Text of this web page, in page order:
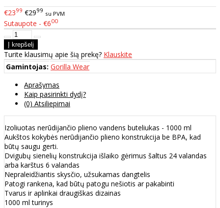
€2399 €2999 su PVM
Sutaupote - €600
Turite klausimų apie šią prekę? Klauskite
Gamintojas: Gorilla Wear
Aprašymas
Kaip pasirinkti dydį?
(0) Atsiliepimai
Izoliuotas nerūdijančio plieno vandens buteliukas - 1000 ml
Aukštos kokybės nerūdijančio plieno konstrukcija be BPA, kad
būtų saugu gerti.
Dvigubų sienelių konstrukcija išlaiko gėrimus šaltus 24 valandas
arba karštus 6 valandas
Nepraleidžiantis skysčio, užsukamas dangtelis
Patogi rankena, kad būtų patogu nešiotis ar pakabinti
Tvarus ir aplinkai draugiškas dizainas
1000 ml turinys